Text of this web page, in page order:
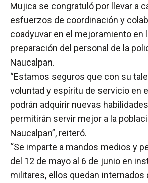
Mujica se congratuló por llevar a
esfuerzos de coordinación y
coadyuvar en el mejoramiento en
preparación del personal de la
Naucalpan.
“Estamos seguros que con su
voluntad y espíritu de servicio en
podrán adquirir nuevas
permitirán servir mejor a la
Naucalpan”, reiteró.
“Se imparte a mandos medios y
del 12 de mayo al 6 de junio en
militares, ellos quedan internados